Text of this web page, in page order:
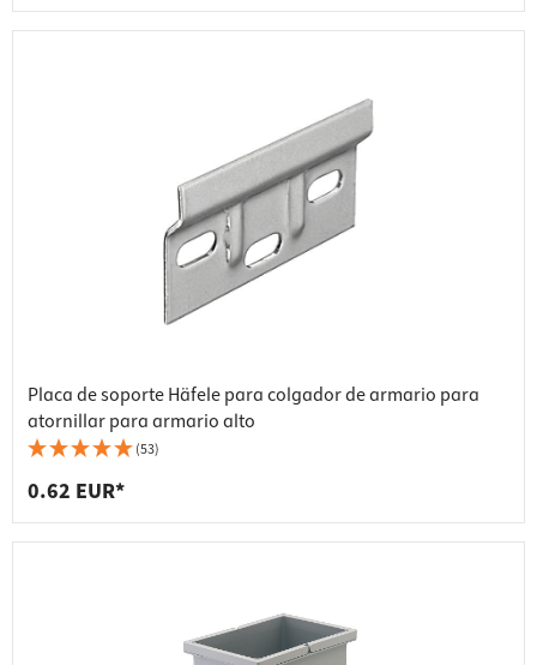
Placa de soporte Häfele para colgador de armario para
atornillar para armario alto
(53)
0.62 EUR*